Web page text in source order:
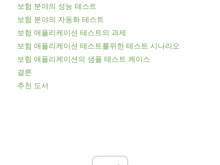
보험 분야의 성능 테스트
보험 분야의 자동화 테스트
보험 애플리케이션 테스트의 과제
보험 애플리케이션 테스트를위한 테스트 시나리오
보험 애플리케이션의 샘플 테스트 케이스
결론
추천 도서